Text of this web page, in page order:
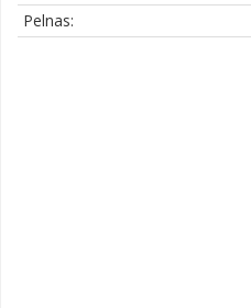
Pelnas: